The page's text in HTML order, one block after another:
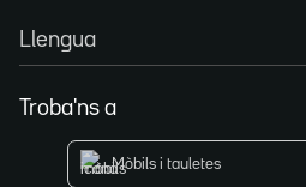
Llengua
Troba'ns a
Mòbils i tauletes